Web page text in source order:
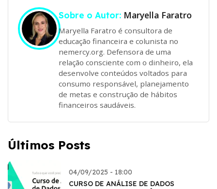
Sobre o Autor: Maryella Faratro
Maryella Faratro é consultora de
educação financeira e colunista no
nemercy.org. Defensora de uma
relação consciente com o dinheiro, ela
desenvolve conteúdos voltados para
consumo responsável, planejamento
de metas e construção de hábitos
financeiros saudáveis.
Últimos Posts
04/09/2025 - 18:00
CURSO DE ANÁLISE DE DADOS